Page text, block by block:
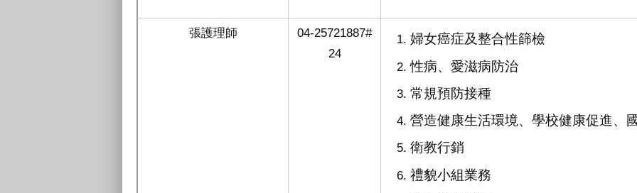
張護理師
04-25721887#
24
婦女癌症及整合性篩檢
性病、愛滋病防治
常規預防接種
營造健康生活環境、學校健康促進、
衛教行銷
禮貌小組業務